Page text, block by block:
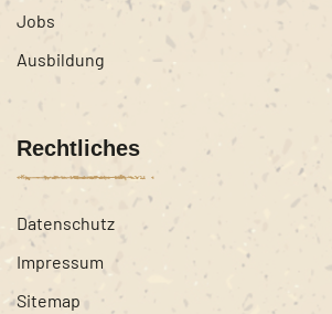
Jobs
Ausbildung
Rechtliches
Datenschutz
Impressum
Sitemap